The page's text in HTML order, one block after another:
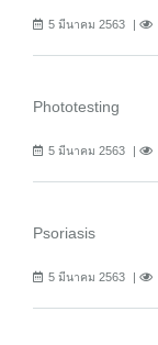
5 มีนาคม 2563
Phototesting
5 มีนาคม 2563
Psoriasis
5 มีนาคม 2563